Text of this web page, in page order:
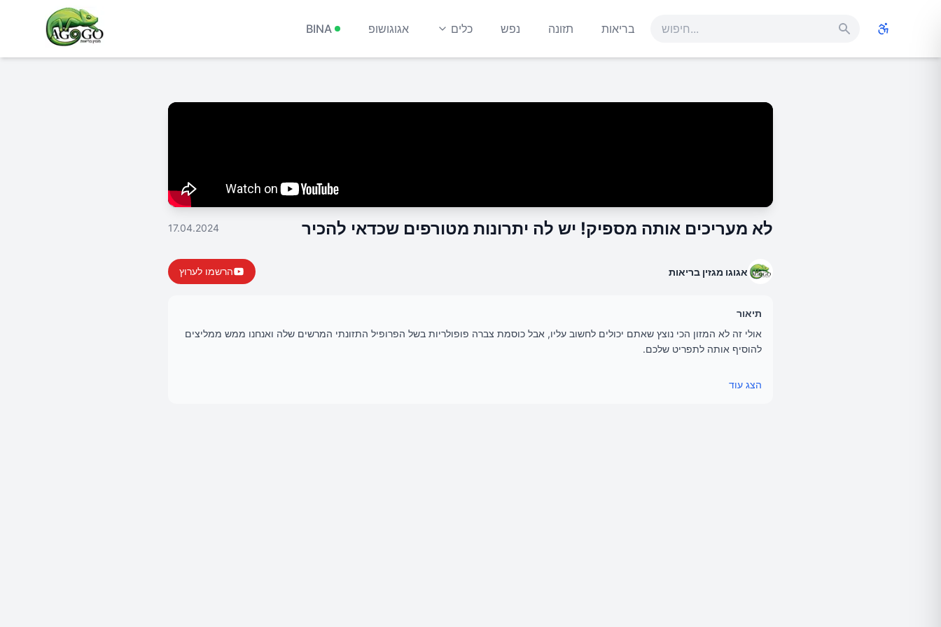
בריאות תזונה נפש כלים אגוגושופ BINA
לא מעריכים אותה מספיק! יש לה יתרונות מטורפים שכדאי להכיר 17.04.2024
אגוגו מגזין בריאות הרשמו לערוץ
תיאור
אולי זה לא המזון הכי נוצץ שאתם יכולים לחשוב עליו, אבל כוסמת צברה פופולריות בשל הפרופיל התזונתי המרשים שלה ואנחנו ממש ממליצים
להוסיף אותה לתפריט שלכם.
הצג עוד